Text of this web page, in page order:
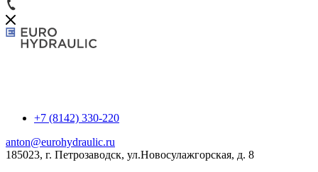
+7 (8142) 330-220
anton@eurohydraulic.ru
185023, г. Петрозаводск, ул.Новосулажгорская, д. 8